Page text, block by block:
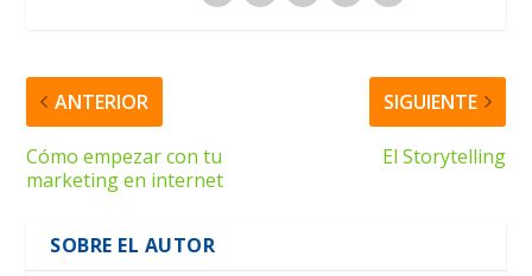
ANTERIOR
Cómo empezar con tu
marketing en internet
SIGUIENTE
El Storytelling
SOBRE EL AUTOR